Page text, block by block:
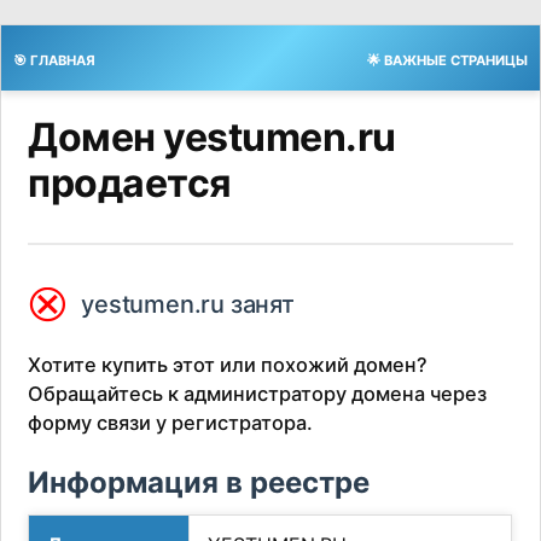
🎯 ГЛАВНАЯ 🌟 ВАЖНЫЕ СТРАНИЦЫ
Домен yestumen.ru
продается
⮿ yestumen.ru занят
Хотите купить этот или похожий домен?
Обращайтесь к администратору домена через
форму связи у регистратора.
Информация в реестре